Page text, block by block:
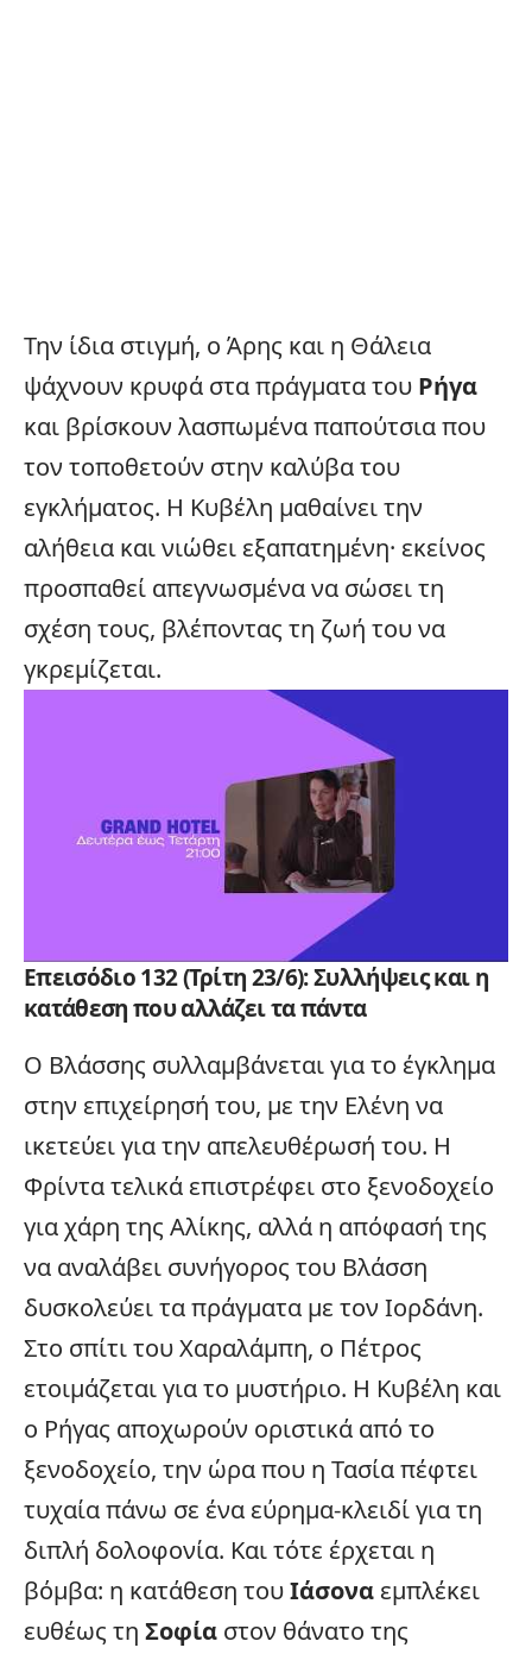
Την ίδια στιγμή, ο Άρης και η Θάλεια
ψάχνουν κρυφά στα πράγματα του Ρήγα
και βρίσκουν λασπωμένα παπούτσια που
τον τοποθετούν στην καλύβα του
εγκλήματος. Η Κυβέλη μαθαίνει την
αλήθεια και νιώθει εξαπατημένη· εκείνος
προσπαθεί απεγνωσμένα να σώσει τη
σχέση τους, βλέποντας τη ζωή του να
γκρεμίζεται.
Επεισόδιο 132 (Τρίτη 23/6): Συλλήψεις και η
κατάθεση που αλλάζει τα πάντα
Ο Βλάσσης συλλαμβάνεται για το έγκλημα
στην επιχείρησή του, με την Ελένη να
ικετεύει για την απελευθέρωσή του. Η
Φρίντα τελικά επιστρέφει στο ξενοδοχείο
για χάρη της Αλίκης, αλλά η απόφασή της
να αναλάβει συνήγορος του Βλάσση
δυσκολεύει τα πράγματα με τον Ιορδάνη.
Στο σπίτι του Χαραλάμπη, ο Πέτρος
ετοιμάζεται για το μυστήριο. Η Κυβέλη και
ο Ρήγας αποχωρούν οριστικά από το
ξενοδοχείο, την ώρα που η Τασία πέφτει
τυχαία πάνω σε ένα εύρημα-κλειδί για τη
διπλή δολοφονία. Και τότε έρχεται η
βόμβα: η κατάθεση τουΙάσονα εμπλέκει
ευθέως τη Σοφία στον θάνατο της